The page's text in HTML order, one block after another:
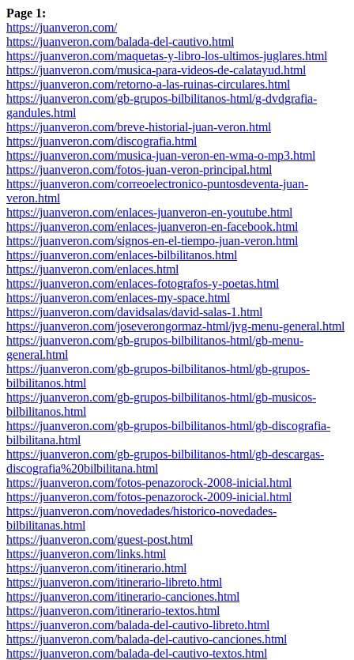
Page 1:
https://juanveron.com/
https://juanveron.com/balada-del-cautivo.html
https://juanveron.com/maquetas-y-libro-los-ultimos-juglares.html
https://juanveron.com/musica-para-videos-de-calatayud.html
https://juanveron.com/retorno-a-las-ruinas-circulares.html
https://juanveron.com/gb-grupos-bilbilitanos-html/g-dvdgrafia-
gandules.html
https://juanveron.com/breve-historial-juan-veron.html
https://juanveron.com/discografia.html
https://juanveron.com/musica-juan-veron-en-wma-o-mp3.html
https://juanveron.com/fotos-juan-veron-principal.html
https://juanveron.com/correoelectronico-puntosdeventa-juan-
veron.html
https://juanveron.com/enlaces-juanveron-en-youtube.html
https://juanveron.com/enlaces-juanveron-en-facebook.html
https://juanveron.com/signos-en-el-tiempo-juan-veron.html
https://juanveron.com/enlaces-bilbilitanos.html
https://juanveron.com/enlaces.html
https://juanveron.com/enlaces-fotografos-y-poetas.html
https://juanveron.com/enlaces-my-space.html
https://juanveron.com/davidsalas/david-salas-1.html
https://juanveron.com/joseverongormaz-html/jvg-menu-general.html
https://juanveron.com/gb-grupos-bilbilitanos-html/gb-menu-
general.html
https://juanveron.com/gb-grupos-bilbilitanos-html/gb-grupos-
bilbilitanos.html
https://juanveron.com/gb-grupos-bilbilitanos-html/gb-musicos-
bilbilitanos.html
https://juanveron.com/gb-grupos-bilbilitanos-html/gb-discografia-
bilbilitana.html
https://juanveron.com/gb-grupos-bilbilitanos-html/gb-descargas-
discografia%20bilbilitana.html
https://juanveron.com/fotos-penazorock-2008-inicial.html
https://juanveron.com/fotos-penazorock-2009-inicial.html
https://juanveron.com/novedades/historico-novedades-
bilbilitanas.html
https://juanveron.com/guest-post.html
https://juanveron.com/links.html
https://juanveron.com/itinerario.html
https://juanveron.com/itinerario-libreto.html
https://juanveron.com/itinerario-canciones.html
https://juanveron.com/itinerario-textos.html
https://juanveron.com/balada-del-cautivo-libreto.html
https://juanveron.com/balada-del-cautivo-canciones.html
https://juanveron.com/balada-del-cautivo-textos.html